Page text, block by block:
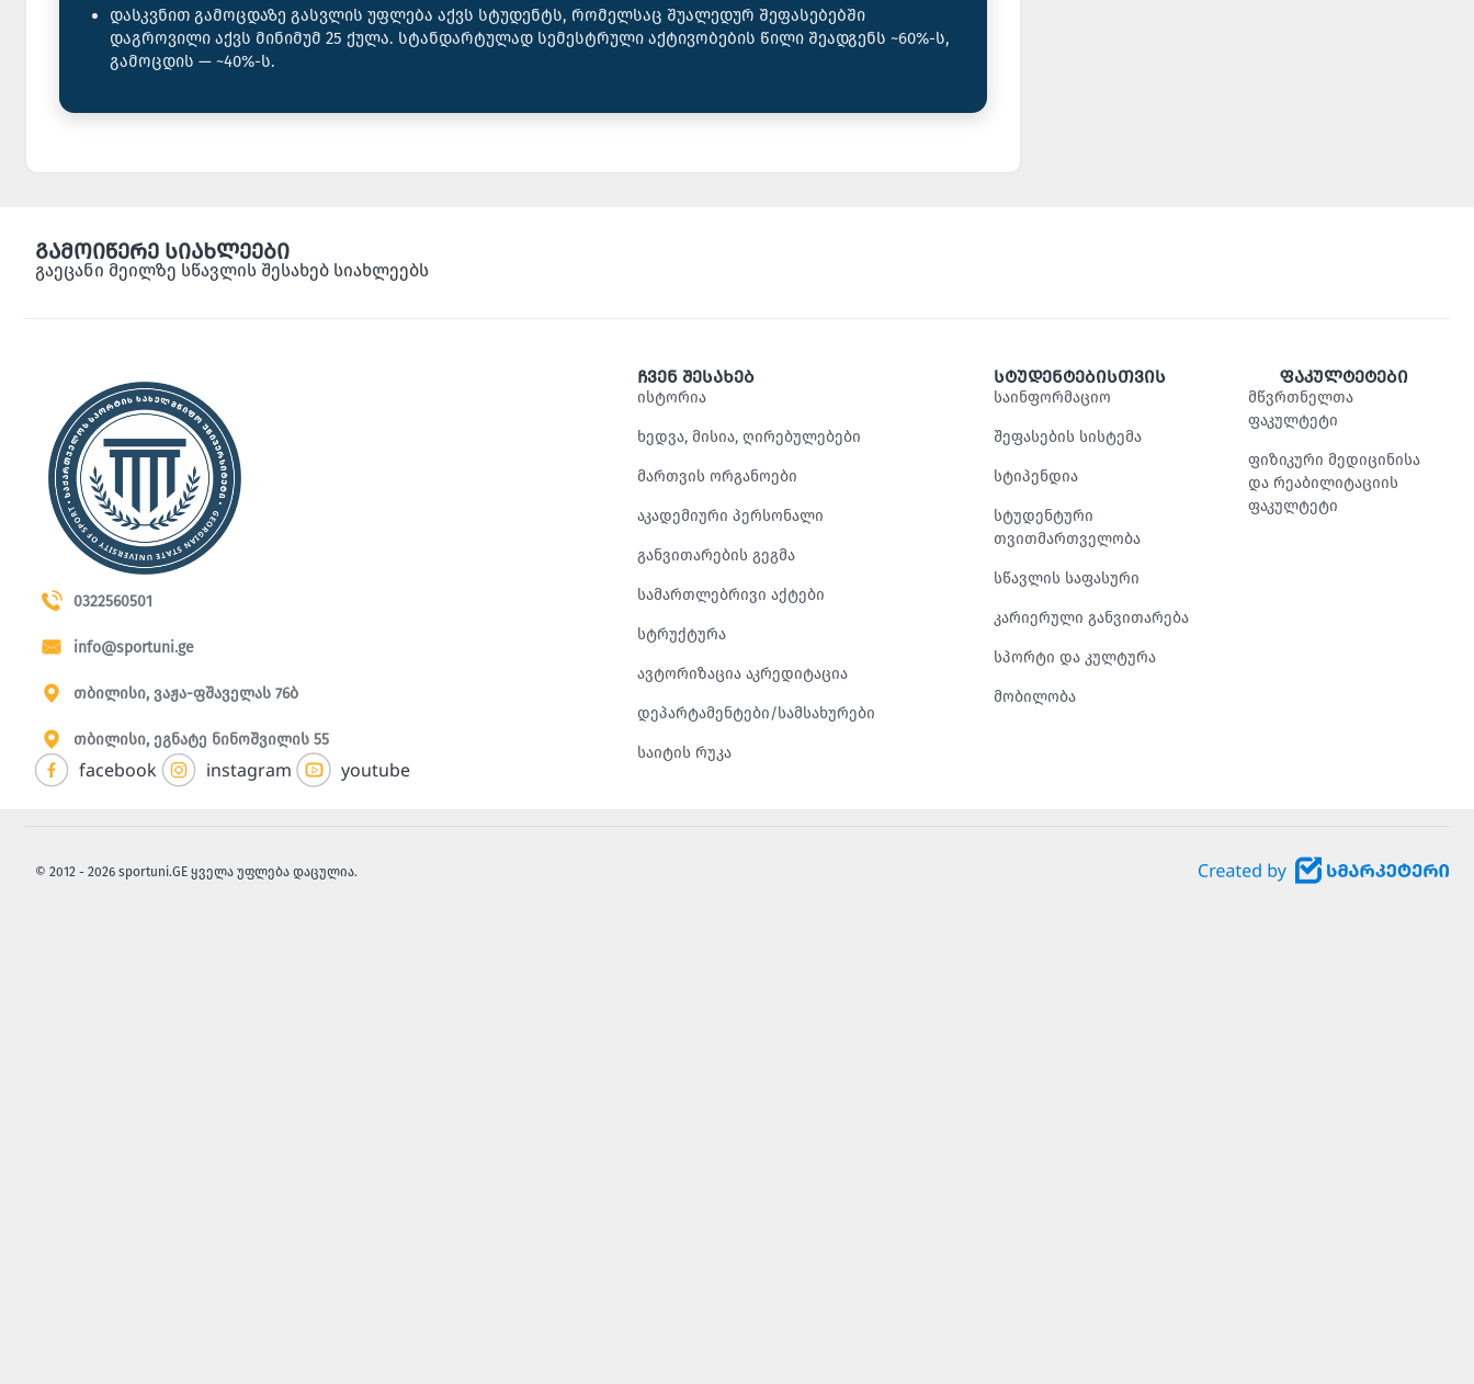
დასკვნით გამოცდაზე გასვლის უფლება აქვს სტუდენტს, რომელსაც შუალედურ შეფასებებში
დაგროვილი აქვს მინიმუმ 25 ქულა. სტანდარტულად სემესტრული აქტივობების წილი შეადგენს ~60%-ს,
გამოცდის — ~40%-ს.
გამოიწერე სიახლეები
გაეცანი მეილზე სწავლის შესახებ სიახლეებს
0322560501
info@sportuni.ge
თბილისი, ვაჟა-ფშაველას 76ბ
თბილისი, ეგნატე ნინოშვილის 55
facebook instagram youtube
ჩვენ შესახებ
ისტორია
ხედვა, მისია, ღირებულებები
მართვის ორგანოები
აკადემიური პერსონალი
განვითარების გეგმა
სამართლებრივი აქტები
სტრუქტურა
ავტორიზაცია აკრედიტაცია
დეპარტამენტები/სამსახურები
საიტის რუკა
სტუდენტებისთვის
საინფორმაციო
შეფასების სისტემა
სტიპენდია
სტუდენტური
თვითმართველობა
სწავლის საფასური
კარიერული განვითარება
სპორტი და კულტურა
მობილობა
ფაკულტეტები
მწვრთნელთა
ფაკულტეტი
ფიზიკური მედიცინისა
და რეაბილიტაციის
ფაკულტეტი
© 2012 - 2026 sportuni.GE ყველა უფლება დაცულია.